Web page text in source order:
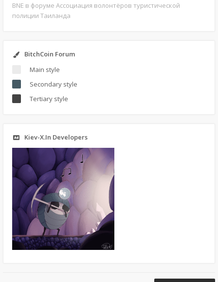
BNE в форуме Ассоциация волонтёров туристической
полиции Таиланда
BitchCoin Forum
Main style
Secondary style
Tertiary style
Kiev-X.In Developers